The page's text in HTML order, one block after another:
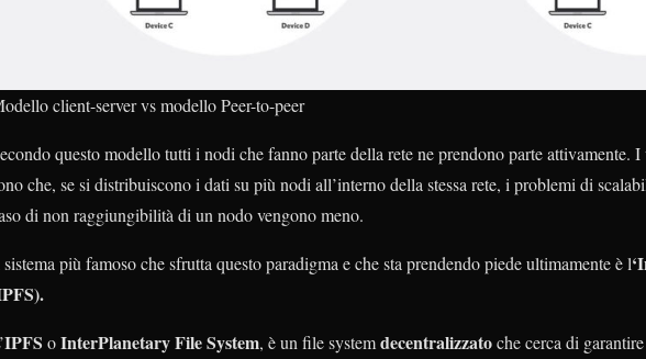
client-server vs modello Peer-to-peer
questo modello tutti i nodi che fanno parte della rete ne prendono parte attivamente.
che, se si distribuiscono i dati su più nodi all’interno della stessa rete, i problemi di
di non raggiungibilità di un nodo vengono meno.
più famoso che sfrutta questo paradigma e che sta prendendo piede ultimamente è l
IPFS oInterPlanetary File System, è un file systemdecentralizzatoche cerca di